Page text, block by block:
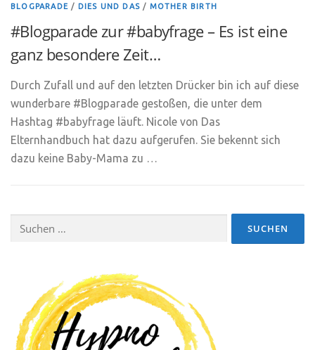
BLOGPARADE / DIES UND DAS / MOTHER BIRTH
#Blogparade zur #babyfrage – Es ist eine
ganz besondere Zeit…
Durch Zufall und auf den letzten Drücker bin ich auf diese
wunderbare #Blogparade gestoßen, die unter dem
Hashtag #babyfrage läuft. Nicole von Das
Elternhandbuch hat dazu aufgerufen. Sie bekennt sich
dazu keine Baby-Mama zu …
Suchen